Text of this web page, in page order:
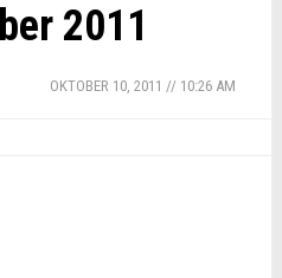
2011
OKTOBER 10, 2011 // 10:26 AM